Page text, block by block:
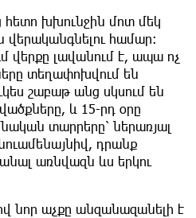
խխունջին մոտ մեկ
համար։
վերքը լավանում է, ապա ոչ
տեղափոխվում են
շաբաթ անց սկսում են
և 15-րդ օրը
տարրերը՝ ներառյալ
դրանք
առնվազն ևս երկու
նոր աչքը անզանազանելի է